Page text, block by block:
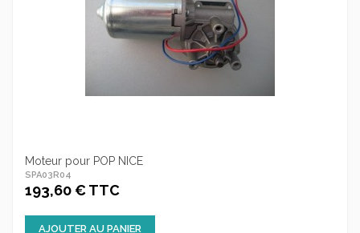
Moteur pour POP NICE
SPA03R04
193,60 € TTC
AJOUTER AU PANIER